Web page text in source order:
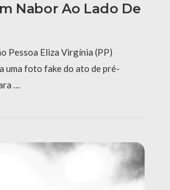
Nabor Ao Lado De
Pessoa Eliza Virgínia (PP)
uma foto fake do ato de pré-
…